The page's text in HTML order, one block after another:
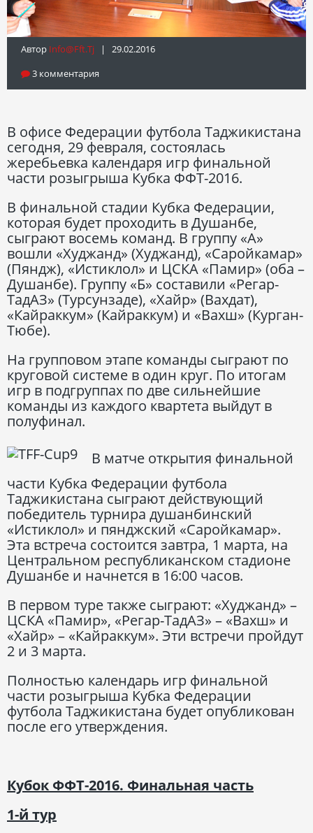
Автор Info@fft.tj | 29.02.2016
3 комментария
В офисе Федерации футбола Таджикистана
сегодня, 29 февраля, состоялась
жеребьевка календаря игр финальной
части розыгрыша Кубка ФФТ-2016.
В финальной стадии Кубка Федерации,
которая будет проходить в Душанбе,
сыграют восемь команд. В группу «А»
вошли «Худжанд» (Худжанд), «Саройкамар»
(Пяндж), «Истиклол» и ЦСКА «Памир» (оба –
Душанбе). Группу «Б» составили «Регар-
ТадАЗ» (Турсунзаде), «Хайр» (Вахдат),
«Кайраккум» (Кайраккум) и «Вахш» (Курган-
Тюбе).
На групповом этапе команды сыграют по
круговой системе в один круг. По итогам
игр в подгруппах по две сильнейшие
команды из каждого квартета выйдут в
полуфинал.
В матче открытия финальной
части Кубка Федерации футбола
Таджикистана сыграют действующий
победитель турнира душанбинский
«Истиклол» и пянджский «Саройкамар».
Эта встреча состоится завтра, 1 марта, на
Центральном республиканском стадионе
Душанбе и начнется в 16:00 часов.
В первом туре также сыграют: «Худжанд» –
ЦСКА «Памир», «Регар-ТадАЗ» – «Вахш» и
«Хайр» – «Кайраккум». Эти встречи пройдут
2 и 3 марта.
Полностью календарь игр финальной
части розыгрыша Кубка Федерации
футбола Таджикистана будет опубликован
после его утверждения.
Кубок ФФТ-2016. Финальная часть
1-й тур